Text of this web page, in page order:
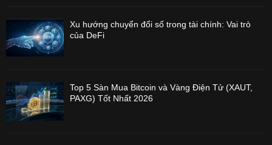
Xu hướng chuyển đổi số trong tài chính: Vai trò
của DeFi
Top 5 Sàn Mua Bitcoin và Vàng Điện Tử (XAUT,
PAXG) Tốt Nhất 2026